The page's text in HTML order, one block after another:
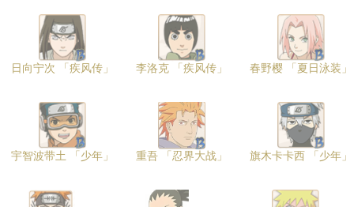
日向宁次 「疾风传」 李洛克 「疾风传」 春野樱 「夏日泳装」
宇智波带土 「少年」 重吾 「忍界大战」 旗木卡卡西 「少年」